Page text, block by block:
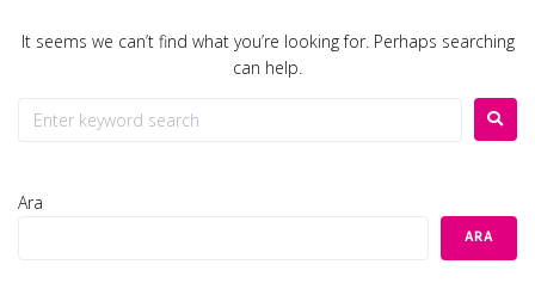
It seems we can’t find what you’re looking for. Perhaps searching
can help.
Ara
ARA